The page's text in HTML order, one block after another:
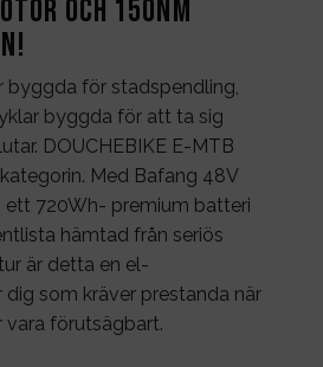
och 150nm
byggda för stadspendling,
byggda för att ta sig
DOUCHEBIKE E-MTB
Med Bafang 48V
ett 720Wh- premium batteri
hämtad från seriös
är detta en el-
som kräver prestanda när
vara förutsägbart.